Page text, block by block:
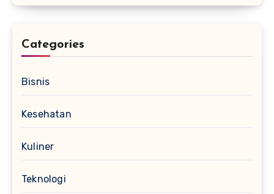
Categories
Bisnis
Kesehatan
Kuliner
Teknologi